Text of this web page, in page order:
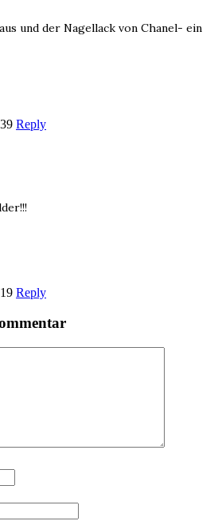
und der Nagellack von Chanel- ein
Reply
Reply